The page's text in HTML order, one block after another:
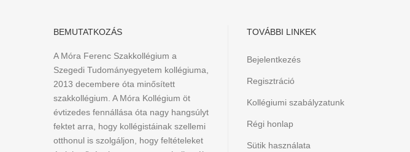
BEMUTATKOZÁS
A Móra Ferenc Szakkollégium a
Szegedi Tudományegyetem kollégiuma,
2013 decembere óta minősített
szakkollégium. A Móra Kollégium öt
évtizedes fennállása óta nagy hangsúlyt
fektet arra, hogy kollégistáinak szellemi
otthonul is szolgáljon, hogy feltételeket
TOVÁBBI LINKEK
Bejelentkezés
Regisztráció
Kollégiumi szabályzatunk
Régi honlap
Sütik használata